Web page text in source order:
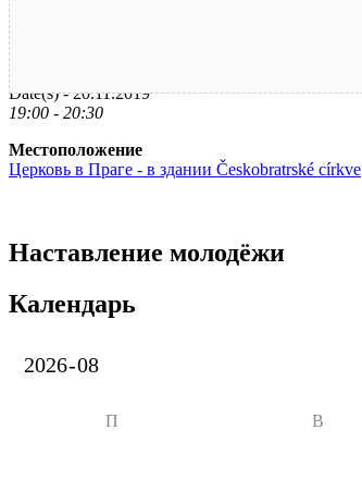
Дата / время
Date(s) - 20.11.2019
19:00 - 20:30
Местоположение
Церковь в Праге - в здании Českobratrské církve
Наставление молодёжи
Календарь
П В